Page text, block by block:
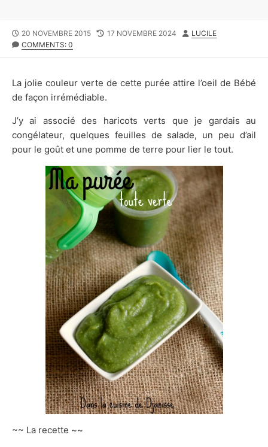
PUBLISHED
DATE
20 NOVEMBRE 2015
LAST
17 NOVEMBRE 2024 AUTHOR
LUCILE
COMMENTS: 0
La jolie couleur verte de cette purée attire l’oeil de Bébé
de façon irrémédiable.
J’y ai associé des haricots verts que je gardais au
congélateur, quelques feuilles de salade, un peu d’ail
pour le goût et une pomme de terre pour lier le tout.
~~ La recette ~~